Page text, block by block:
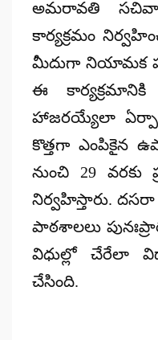
అమరావతి
కార్యక్రమం
మీదుగా నియామక
ఈ
హాజరయ్యేలా
కొత్తగా ఎంపికైన
నుంచి 29 వరకు
నిర్వహిస్తారు.
పాఠశాలలు
విధుల్లో చేరేలా
చేసింది.